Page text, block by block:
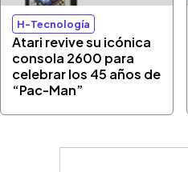
H-Tecnología
Atari revive su icónica
consola 2600 para
celebrar los 45 años de
“Pac-Man”